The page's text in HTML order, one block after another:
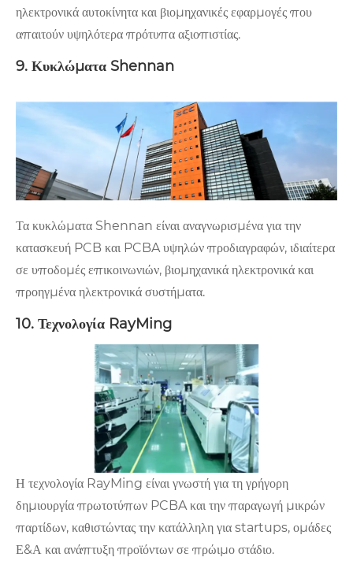
ηλεκτρονικά αυτοκίνητα και βιομηχανικές εφαρμογές που
απαιτούν υψηλότερα πρότυπα αξιοπιστίας.
9. Κυκλώματα Shennan
Τα κυκλώματα Shennan είναι αναγνωρισμένα για την
κατασκευή PCB και PCBA υψηλών προδιαγραφών, ιδιαίτερα
σε υποδομές επικοινωνιών, βιομηχανικά ηλεκτρονικά και
προηγμένα ηλεκτρονικά συστήματα.
10. Τεχνολογία RayMing
Η τεχνολογία RayMing είναι γνωστή για τη γρήγορη
δημιουργία πρωτοτύπων PCBA και την παραγωγή μικρών
παρτίδων, καθιστώντας την κατάλληλη για startups, ομάδες
Ε&Α και ανάπτυξη προϊόντων σε πρώιμο στάδιο.